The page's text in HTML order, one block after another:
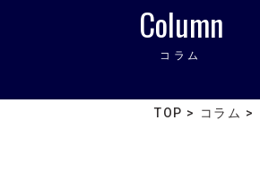
Column
コラム
TOP > コラム >